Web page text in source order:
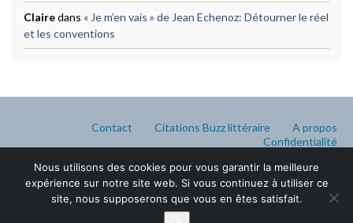
Clairedans « Je m’en vais » de Jean Echenoz: Détourner le réel
et les conventions
Contact Citations Buzz littéraire
A propos
Confidentialité
Nous utilisons des cookies pour vous garantir la meilleure
expérience sur notre site web. Si vous continuez à utiliser ce
site, nous supposerons que vous en êtes satisfait.